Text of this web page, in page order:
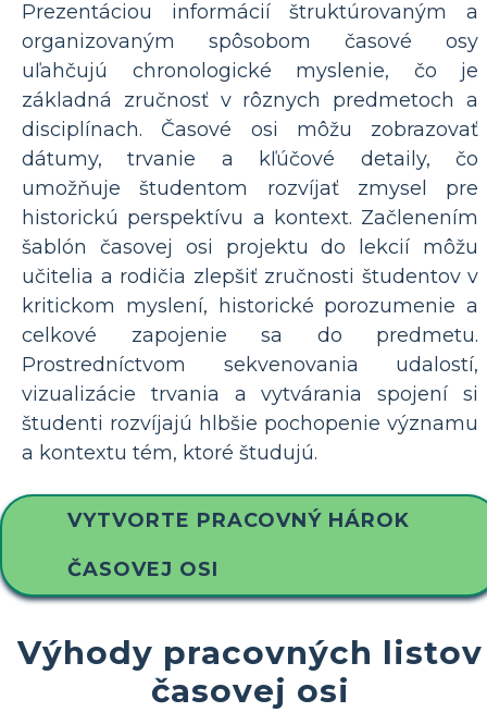
Prezentáciou informácií štruktúrovaným a
organizovaným spôsobom časové osy
uľahčujú chronologické myslenie, čo je
základná zručnosť v rôznych predmetoch a
disciplínach. Časové osi môžu zobrazovať
dátumy, trvanie a kľúčové detaily, čo
umožňuje študentom rozvíjať zmysel pre
historickú perspektívu a kontext. Začlenením
šablón časovej osi projektu do lekcií môžu
učitelia a rodičia zlepšiť zručnosti študentov v
kritickom myslení, historické porozumenie a
celkové zapojenie sa do predmetu.
Prostredníctvom sekvenovania udalostí,
vizualizácie trvania a vytvárania spojení si
študenti rozvíjajú hlbšie pochopenie významu
a kontextu tém, ktoré študujú.
VYTVORTE PRACOVNÝ HÁROK
ČASOVEJ OSI
Výhody pracovných listov
časovej osi